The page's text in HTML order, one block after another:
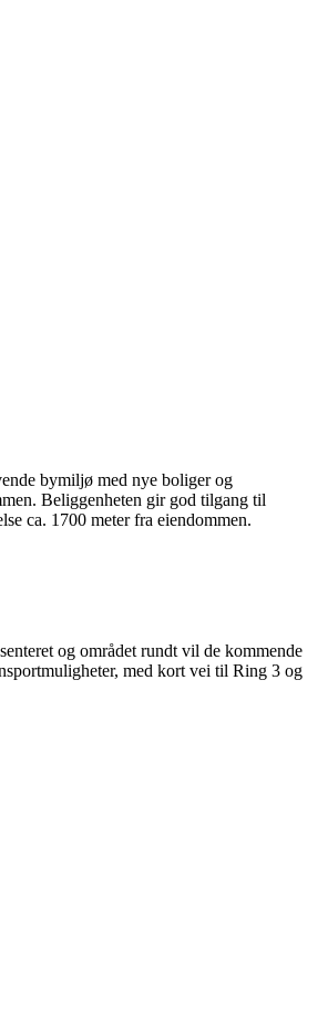
bymiljø med nye boliger og
Beliggenheten gir god tilgang til
ca. 1700 meter fra eiendommen.
og området rundt vil de kommende
med kort vei til Ring 3 og